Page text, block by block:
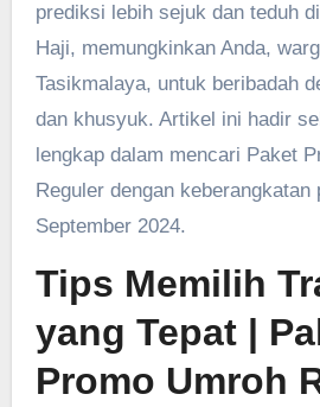
prediksi lebih sejuk dan teduh
Haji, memungkinkan Anda,
Tasikmalaya, untuk beribadah
dan khusyuk. Artikel ini hadir
lengkap dalam mencari Paket
Reguler dengan keberangkatan
September 2024.
Tips Memilih
yang Tepat|
Promo Umroh